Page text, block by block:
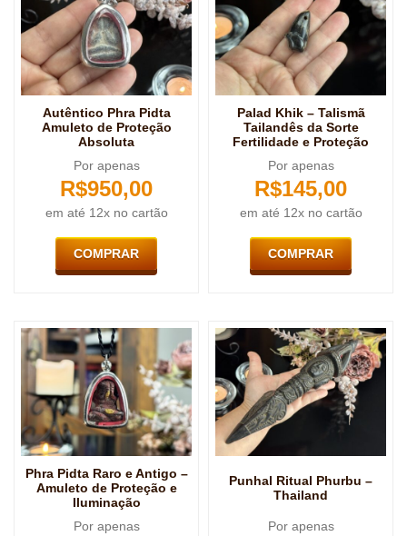
Autêntico Phra Pidta
Amuleto de Proteção
Absoluta
Por apenas
R$950,00
em até 12x no cartão
COMPRAR
Palad Khik – Talismã
Tailandês da Sorte
Fertilidade e Proteção
Por apenas
R$145,00
em até 12x no cartão
COMPRAR
Phra Pidta Raro e Antigo –
Amuleto de Proteção e
Iluminação
Por apenas
Punhal Ritual Phurbu –
Thailand
Por apenas